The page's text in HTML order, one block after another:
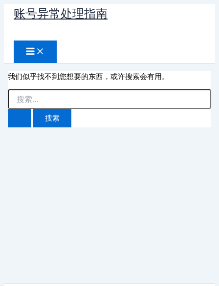
账号异常处理指南
索
我们似乎找不到您想要的东西，或许搜索会有用。
搜
索：